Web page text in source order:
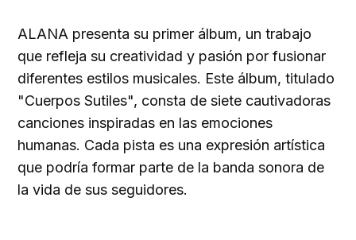
ALANA presenta su primer álbum, un trabajo
que refleja su creatividad y pasión por fusionar
diferentes estilos musicales. Este álbum, titulado
"Cuerpos Sutiles", consta de siete cautivadoras
canciones inspiradas en las emociones
humanas. Cada pista es una expresión artística
que podría formar parte de la banda sonora de
la vida de sus seguidores.